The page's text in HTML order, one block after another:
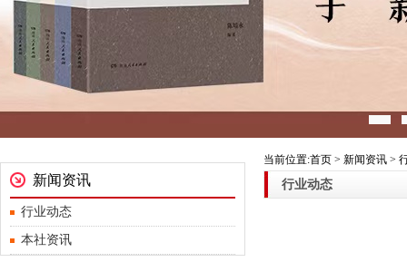
新闻资讯
行业动态
本社资讯
当前位置:首页 > 新闻资讯 >
行业动态